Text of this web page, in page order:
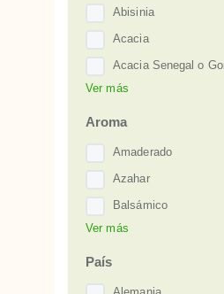
Abisinia
Acacia
Acacia Senegal o
Acaí o Açai
Ácido Azelaico
Ácido Ferúlico
Ácido Hialurónico
Ácido Láctico
Agracejo
Ver más
Aroma
Amaderado
Azahar
Balsámico
Dulce
Lavanda
Ver más
País